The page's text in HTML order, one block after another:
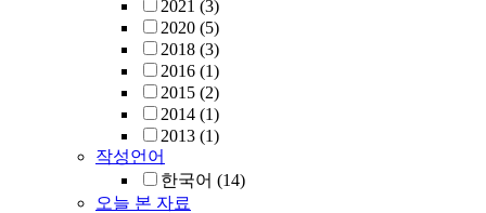
2021 (3)
2020 (5)
2018 (3)
2016 (1)
2015 (2)
2014 (1)
2013 (1)
작성언어
한국어 (14)
오늘 본 자료